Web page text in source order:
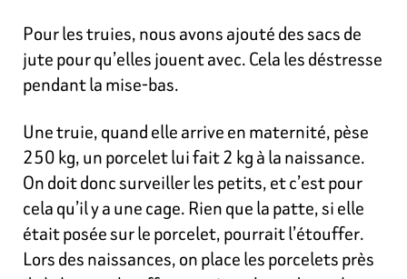
Pour les truies,nous avons ajouté des sacs de
jute pour qu’elles jouent avec. Cela les déstresse
pendant la mise-bas.
Une truie, quand elle arrive en maternité, pèse
250 kg, un porcelet lui fait 2 kg à la naissance.
On doit donc surveiller les petits, et c’est pour
cela qu’il y a une cage. Rien que la patte, si elle
était posée sur le porcelet, pourrait l’étouffer.
Lors des naissances, on place les porcelets près